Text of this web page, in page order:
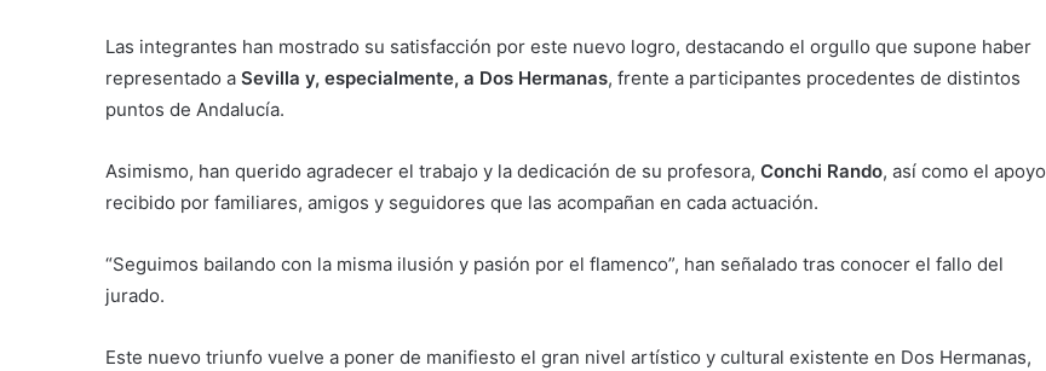
Las integrantes han mostrado su satisfacción por este nuevo logro, destacando el orgullo que supone haber
representado a Sevilla y, especialmente, a Dos Hermanas, frente a participantes procedentes de distintos
puntos de Andalucía.
Asimismo, han querido agradecer el trabajo y la dedicación de su profesora, Conchi Rando, así como el apoyo
recibido por familiares, amigos y seguidores que las acompañan en cada actuación.
“Seguimos bailando con la misma ilusión y pasión por el flamenco”, han señalado tras conocer el fallo del
jurado.
Este nuevo triunfo vuelve a poner de manifiesto el gran nivel artístico y cultural existente en Dos Hermanas,